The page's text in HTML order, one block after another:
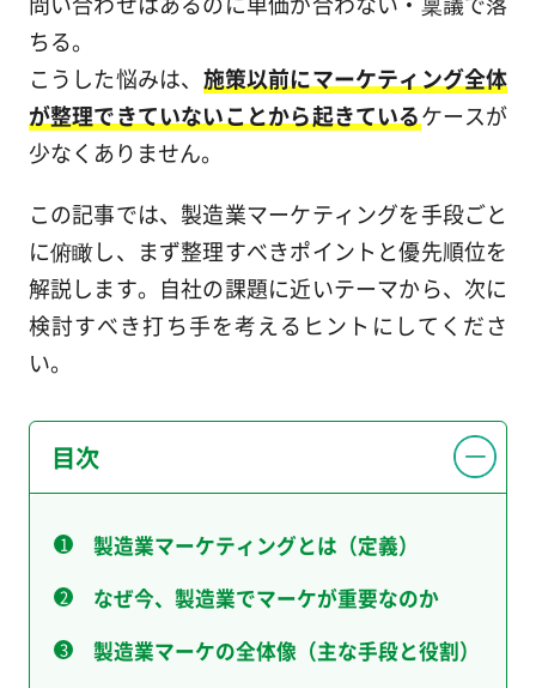
ちる。
こうした悩みは、 施策以前にマーケティング全体
が整理できていないことから起きているケースが
少なくありません。
この記事では、製造業マーケティングを手段ごと
に俯瞰し、まず整理すべきポイントと優先順位を
解説します。自社の課題に近いテーマから、次に
検討すべき打ち手を考えるヒントにしてくださ
い。
目次
製造業マーケティングとは（定義）
なぜ今、製造業でマーケが重要なのか
製造業マーケの全体像（主な手段と役割）